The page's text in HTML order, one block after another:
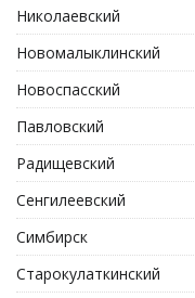
Николаевский
Новомалыклинский
Новоспасский
Павловский
Радищевский
Сенгилеевский
Симбирск
Старокулаткинский